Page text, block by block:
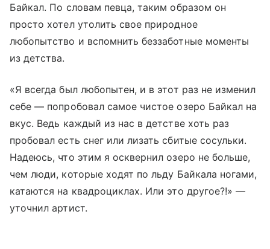
Байкал. По словам певца, таким образом он
просто хотел утолить свое природное
любопытство и вспомнить беззаботные моменты
из детства.
«Я всегда был любопытен, и в этот раз не изменил
себе — попробовал самое чистое озеро Байкал на
вкус. Ведь каждый из нас в детстве хоть раз
пробовал есть снег или лизать сбитые сосульки.
Надеюсь, что этим я осквернил озеро не больше,
чем люди, которые ходят по льду Байкала ногами,
катаются на квадроциклах. Или это другое?!» —
уточнил артист.